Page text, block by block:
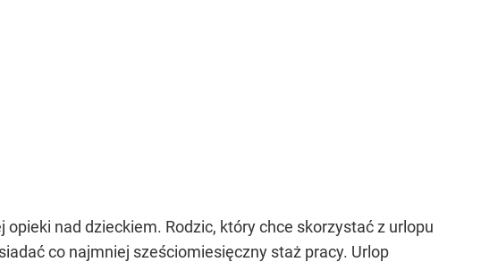
nad dzieckiem. Rodzic, który chce skorzystać z urlopu
co najmniej sześciomiesięczny staż pracy. Urlop